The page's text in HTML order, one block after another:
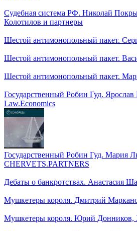
Судебная система РФ. Николай
Колотилов и партнеры
Шестой антимонопольный пакет.
Шестой антимонопольный пакет.
Шестой антимонопольный пакет.
Государственный Робин Гуд.
Law.Economics
Государственный Робин Гуд. Мария
CHERVETS.PARTNERS
Дебаты о банкротствах. Анастасия
Мушкетеры короля. Дмитрий
Мушкетеры короля. Юрий Донников,